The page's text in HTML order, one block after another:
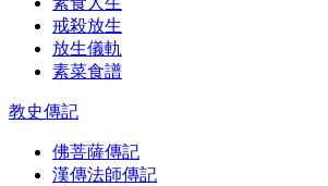
戒殺放生
放生儀軌
素菜食譜
教史傳記
佛菩薩傳記
漢傳法師傳記